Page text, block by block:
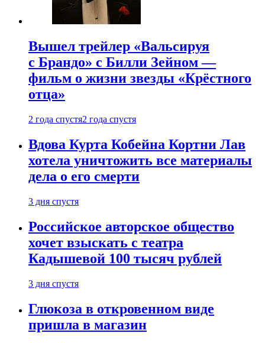
Вышел трейлер «Вальсируя
с Брандо» с Билли Зейном —
фильм о жизни звезды «Крёстного
отца»
2 года спустя2 года спустя
Вдова Курта Кобейна Кортни Лав
хотела уничтожить все материалы
дела о его смерти
3 дня спустя
Российское авторское общество
хочет взыскать с театра
Кадышевой 100 тысяч рублей
3 дня спустя
Глюкоза в откровенном виде
пришла в магазин